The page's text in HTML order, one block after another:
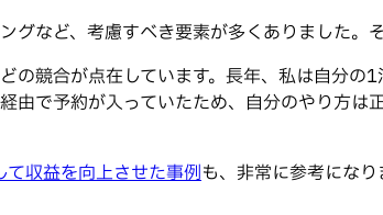
など、考慮すべき要素が多くありました。
競合が点在しています。長年、私は自分
で予約が入っていたため、自分のやり方
収益を向上させた事例も、非常に参考になり